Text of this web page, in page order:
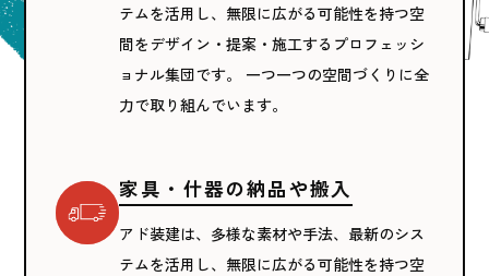
テムを活用し、無限に広がる可能性を持つ空
間をデザイン・提案・施工するプロフェッシ
ョナル集団です。 一つ一つの空間づくりに全
力で取り組んでいます。
家具・什器の納品や搬入
アド装建は、多様な素材や手法、最新のシス
テムを活用し、無限に広がる可能性を持つ空